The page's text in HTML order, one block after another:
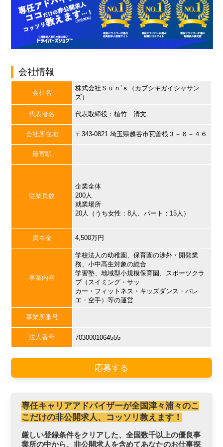
会社情報
会社名
株式会社Ｓｕｎ’ｓ（カブシキガイシャサン
ズ）
代表者名 代表取締役：植竹 清文
会社所在地 〒343-0821 埼玉県越谷市瓦曽根３－６－４６
最寄駅
従業員数
企業全体
200人
就業場所
20人（うち女性：8人、パート：15人）
資本金 4,500万円
事業内容
学校法人の幼稚園、保育園の渉外・開発業
務、小中高生対象の総合
学習塾、地域型小規模保育園、スポーツクラ
ブ（スイミング・サッ
カー・フィットネス・キッズダンス・バレ
エ・空手）等の運営
事業所番号
法人番号 7030001064555
応募する
専任キャリアアドバイザーが全国津々浦々のこ
こだけの非公開求人、コッソリ教えます！
厳しい登録条件をクリアした、全国数千以上の優良事
業所の中から、非公開求人を含めてあなたのお仕事探